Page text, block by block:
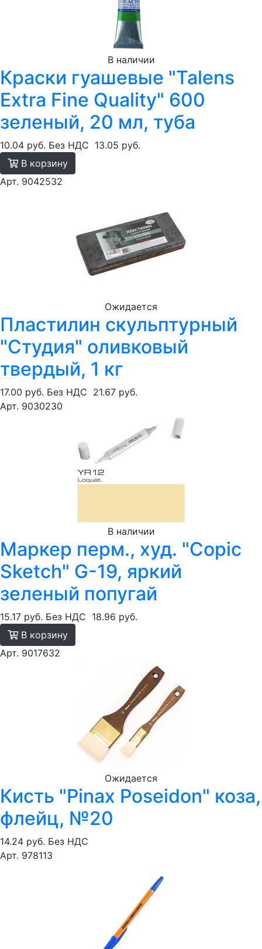
В наличии
Краски гуашевые "Talens
Extra Fine Quality" 600
зеленый, 20 мл, туба
10.04 руб. Без НДС 13.05 руб.
В корзину
Арт. 9042532
Ожидается
Пластилин скульптурный
"Студия" оливковый
твердый, 1 кг
17.00 руб. Без НДС 21.67 руб.
Арт. 9030230
В наличии
Маркер перм., худ. "Copic
Sketch" G-19, яркий
зеленый попугай
15.17 руб. Без НДС 18.96 руб.
В корзину
Арт. 9017632
Ожидается
Кисть "Pinax Poseidon" коза,
флейц, №20
14.24 руб. Без НДС
Арт. 978113